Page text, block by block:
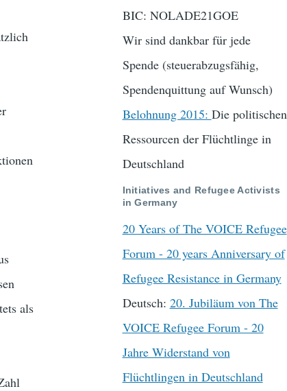
als
BIC: NOLADE21GOE
Wir sind dankbar für jede
Spende (steuerabzugsfähig,
Spendenquittung auf Wunsch)
Belohnung 2015: Die politischen
Ressourcen der Flüchtlinge in
Deutschland
Initiatives and Refugee Activists
in Germany
20 Years of The VOICE Refugee
Forum - 20 years Anniversary of
Refugee Resistance in Germany
Deutsch: 20. Jubiläum von The
VOICE Refugee Forum - 20
Jahre Widerstand von
Flüchtlingen in Deutschland